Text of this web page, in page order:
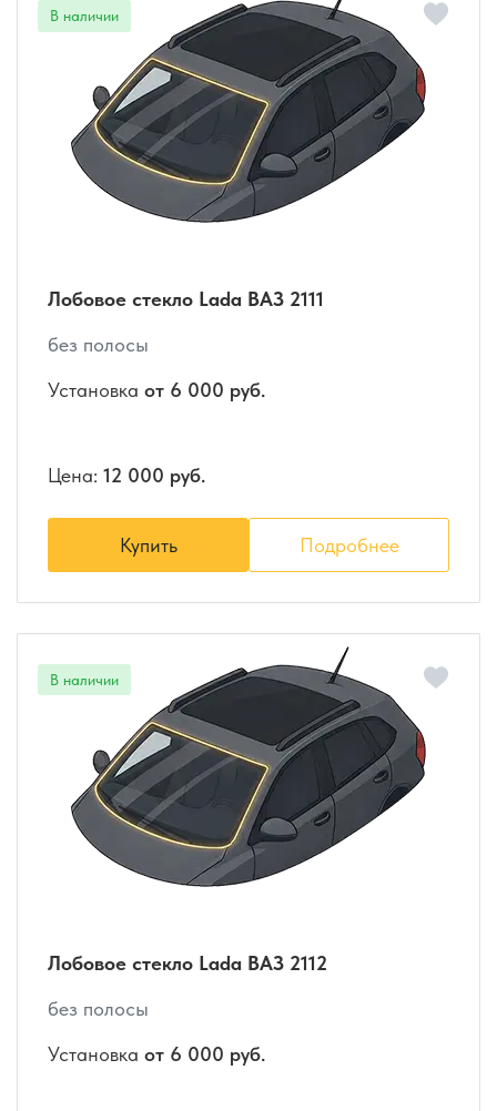
Лобовое стекло Lada ВАЗ 2111
без полосы
Установка от 6 000 руб.
Цена: 12 000 руб.
Купить Подробнее
Лобовое стекло Lada ВАЗ 2112
без полосы
Установка от 6 000 руб.